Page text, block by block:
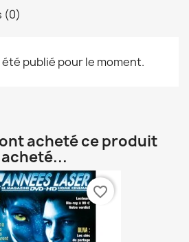
(0)
été publié pour le moment.
acheté ce produit
favorite_border